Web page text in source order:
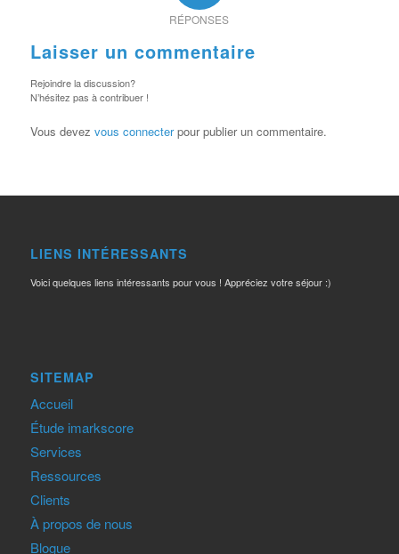
RÉPONSES
Laisser un commentaire
Rejoindre la discussion?
N’hésitez pas à contribuer !
Vous devez vous connecterpour publier un commentaire.
LIENS INTÉRESSANTS
Voici quelques liens intéressants pour vous ! Appréciez votre séjour :)
SITEMAP
Accueil
Étude imarkscore
Services
Ressources
Clients
À propos de nous
Blogue